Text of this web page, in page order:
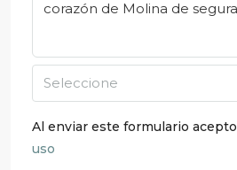
Seleccione
Al enviar este formulario acepto
uso